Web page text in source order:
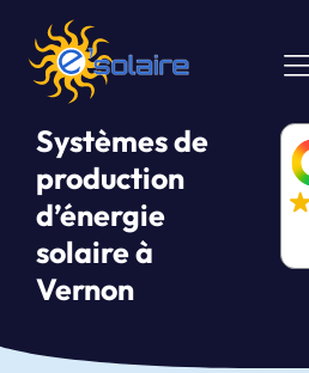
Systèmes de
production
d’énergie
solaire à
Vernon